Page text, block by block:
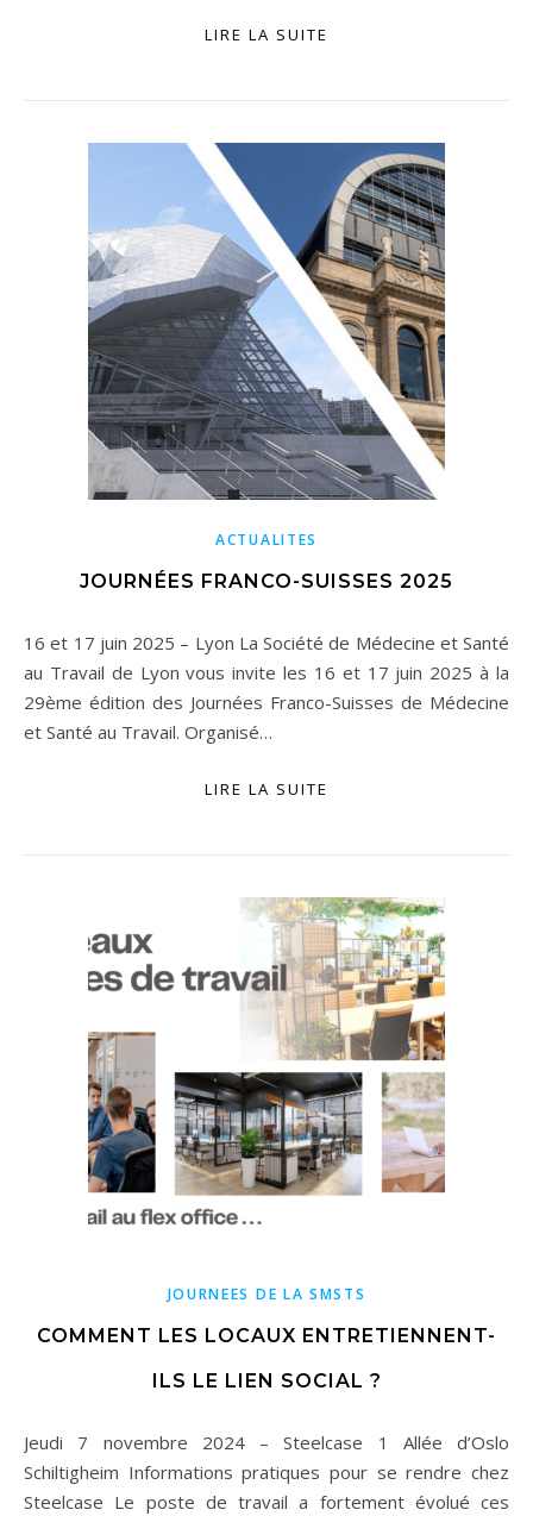
LIRE LA SUITE
ACTUALITES
JOURNÉES FRANCO-SUISSES 2025
16 et 17 juin 2025 – Lyon La Société de Médecine et Santé
au Travail de Lyon vous invite les 16 et 17 juin 2025 à la
29ème édition des Journées Franco-Suisses de Médecine
et Santé au Travail. Organisé…
LIRE LA SUITE
JOURNEES DE LA SMSTS
COMMENT LES LOCAUX ENTRETIENNENT-
ILS LE LIEN SOCIAL ?
Jeudi 7 novembre 2024 – Steelcase 1 Allée d’Oslo
Schiltigheim Informations pratiques pour se rendre chez
Steelcase Le poste de travail a fortement évolué ces